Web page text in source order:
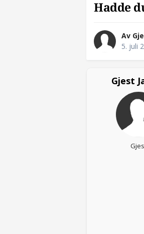
Hadde
Av
5. juli
Gjest